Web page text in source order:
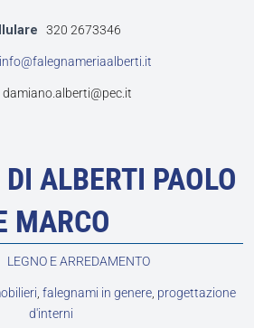
320 2673346
info@falegnameriaalberti.it
damiano.alberti@pec.it
ALBERTI PAOLO
MARCO
LEGNO E ARREDAMENTO
,falegnami in genere, progettazione
d'interni